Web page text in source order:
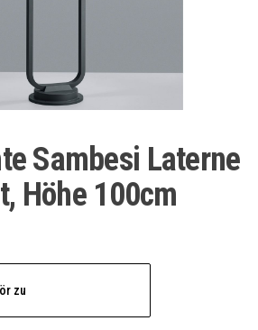
Sambesi Laterne
Höhe 100cm
zu